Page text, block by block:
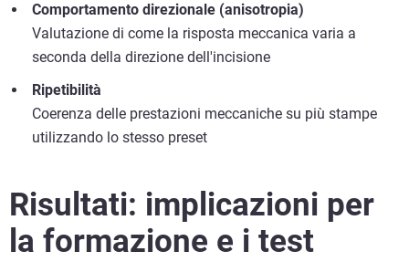
Comportamento direzionale (anisotropia)
Valutazione di come la risposta meccanica varia a
seconda della direzione dell'incisione
Ripetibilità
Coerenza delle prestazioni meccaniche su più stampe
utilizzando lo stesso preset
Risultati: implicazioni per
la formazione e i test